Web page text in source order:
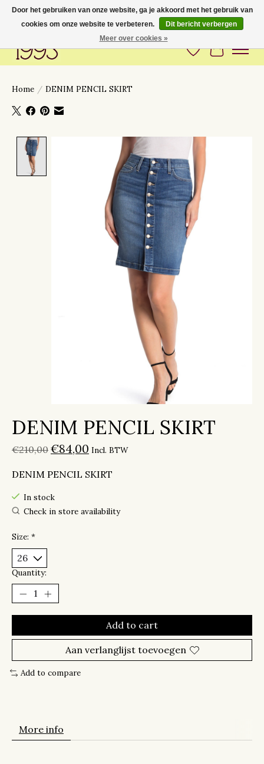
Love to have you around
Verlanglijst
Home / DENIM PENCIL SKIRT
Product image slideshow Items
DENIM PENCIL SKIRT
€210,00 €84,00 Incl. BTW
DENIM PENCIL SKIRT
In stock
Check in store availability
Size: *
Quantity:
Add to cart
Aan verlanglijst toevoegen
Add to compare
More info
Door het gebruiken van onze website, ga je akkoord met het gebruik van
cookies om onze website te verbeteren.
Dit bericht verbergen
Meer over cookies »